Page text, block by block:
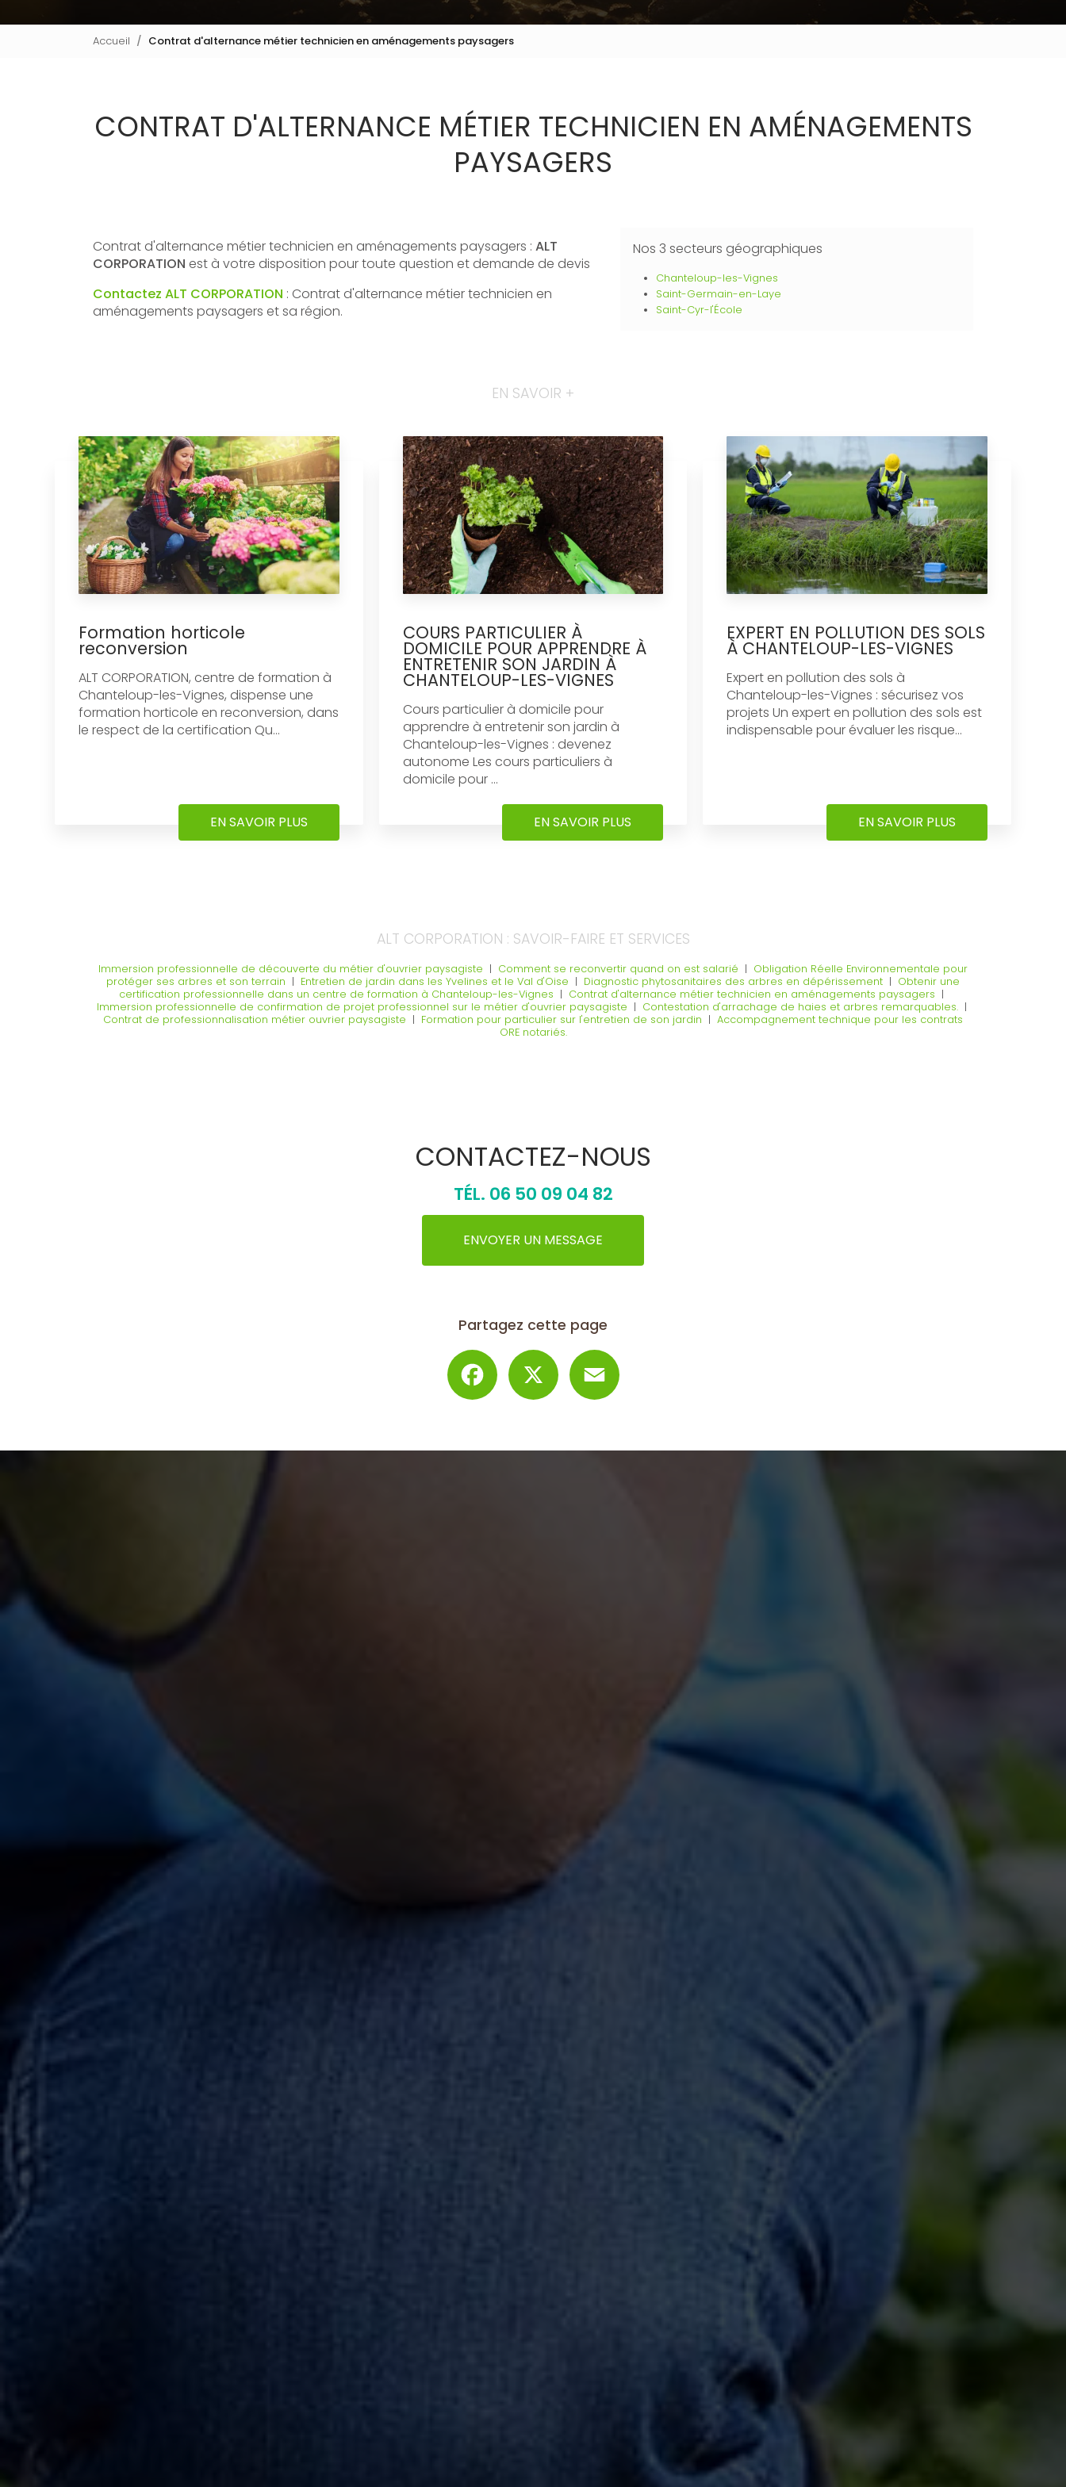
Accueil Contrat d'alternance métier technicien en aménagements paysagers
CONTRAT D'ALTERNANCE MÉTIER TECHNICIEN EN AMÉNAGEMENTS
PAYSAGERS
Contrat d'alternance métier technicien en aménagements paysagers : ALT
CORPORATION est à votre disposition pour toute question et demande de devis
Contactez ALT CORPORATION : Contrat d'alternance métier technicien en
aménagements paysagers et sa région.
Nos 3 secteurs géographiques
Chanteloup-les-Vignes
Saint-Germain-en-Laye
Saint-Cyr-l'École
EN SAVOIR +
Formation horticole
reconversion
ALT CORPORATION, centre de formation à
Chanteloup-les-Vignes, dispense une
formation horticole en reconversion, dans
le respect de la certification Qu...
EN SAVOIR PLUS
COURS PARTICULIER À
DOMICILE POUR APPRENDRE À
ENTRETENIR SON JARDIN À
CHANTELOUP-LES-VIGNES
Cours particulier à domicile pour
apprendre à entretenir son jardin à
Chanteloup-les-Vignes : devenez
autonome Les cours particuliers à
domicile pour ...
EN SAVOIR PLUS
EXPERT EN POLLUTION DES SOLS
À CHANTELOUP-LES-VIGNES
Expert en pollution des sols à
Chanteloup-les-Vignes : sécurisez vos
projets Un expert en pollution des sols est
indispensable pour évaluer les risque...
EN SAVOIR PLUS
ALT CORPORATION : SAVOIR-FAIRE ET SERVICES
Immersion professionnelle de découverte du métier d'ouvrier paysagiste | Comment se reconvertir quand on est salarié | Obligation Réelle Environnementale pour
protéger ses arbres et son terrain | Entretien de jardin dans les Yvelines et le Val d'Oise | Diagnostic phytosanitaires des arbres en dépérissement | Obtenir une
certification professionnelle dans un centre de formation à Chanteloup-les-Vignes | Contrat d'alternance métier technicien en aménagements paysagers |
Immersion professionnelle de confirmation de projet professionnel sur le métier d'ouvrier paysagiste | Contestation d'arrachage de haies et arbres remarquables.|
Contrat de professionnalisation métier ouvrier paysagiste | Formation pour particulier sur l'entretien de son jardin | Accompagnement technique pour les contrats
ORE notariés.
CONTACTEZ-NOUS
TÉL. 06 50 09 04 82
ENVOYER UN MESSAGE
Partagez cette page
Facebook